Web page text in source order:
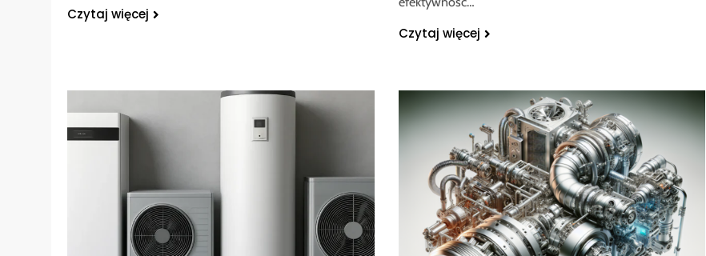
Czytaj więcej
Czytaj więcej